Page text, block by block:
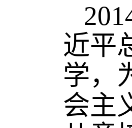
近平
学，
会主